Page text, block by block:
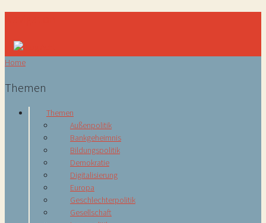
Home
Themen
Themen
Außenpolitik
Bankgeheimnis
Bildungspolitik
Demokratie
Digitalisierung
Europa
Geschlechterpolitik
Gesellschaft